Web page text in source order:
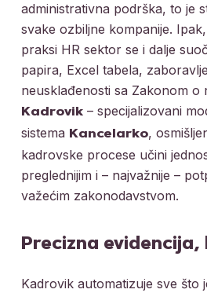
administrativna podrška, to je
svake ozbiljne kompanije.
praksi HR sektor se i dalje
papira, Excel tabela,
neusklađenosti sa Zakonom o
Kadrovik– specijalizovani
sistema Kancelarko,
kadrovske procese učini
preglednijim i – najvažnije –
važećim zakonodavstvom.
Precizna evidencija,
Kadrovik automatizuje sve što